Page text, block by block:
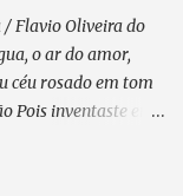
/ Flavio Oliveira do
o ar do amor,
céu rosado em tom
Pois inventaste em